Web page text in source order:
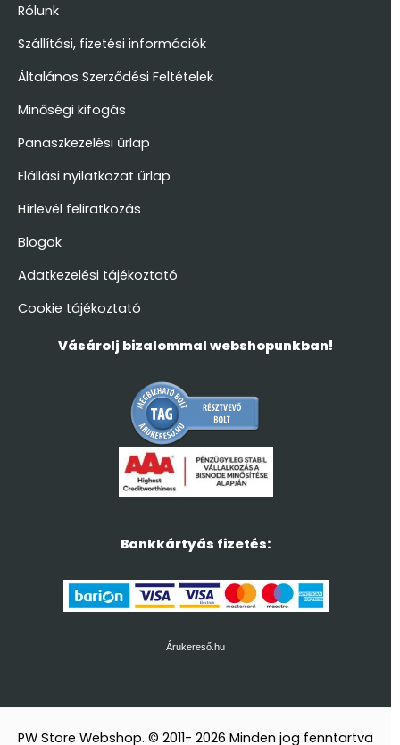
Rólunk
Szállítási, fizetési információk
Általános Szerződési Feltételek
Minőségi kifogás
Panaszkezelési űrlap
Elállási nyilatkozat űrlap
Hírlevél feliratkozás
Blogok
Adatkezelési tájékoztató
Cookie tájékoztató
Vásárolj bizalommal webshopunkban!
Bankkártyás fizetés:
Árukereső.hu
PW Store Webshop. © 2011- 2026 Minden jog fenntartva